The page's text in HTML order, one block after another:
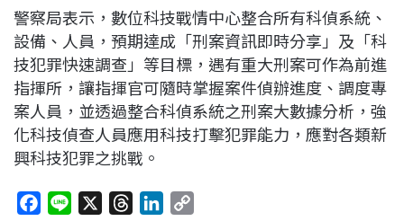
警察局表示，數位科技戰情中心整合所有科偵系統、
設備、人員，預期達成「刑案資訊即時分享」及「科
技犯罪快速調查」等目標，遇有重大刑案可作為前進
指揮所，讓指揮官可隨時掌握案件偵辦進度、調度專
案人員，並透過整合科偵系統之刑案大數據分析，強
化科技偵查人員應用科技打擊犯罪能力，應對各類新
興科技犯罪之挑戰。